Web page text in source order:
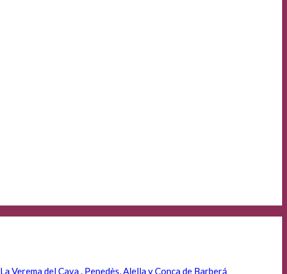
La Verema del Cava . Penedès, Alella y Conca de Barberá